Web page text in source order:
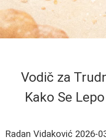
Vodič za
Kako Se
Radan Vidaković 2026-